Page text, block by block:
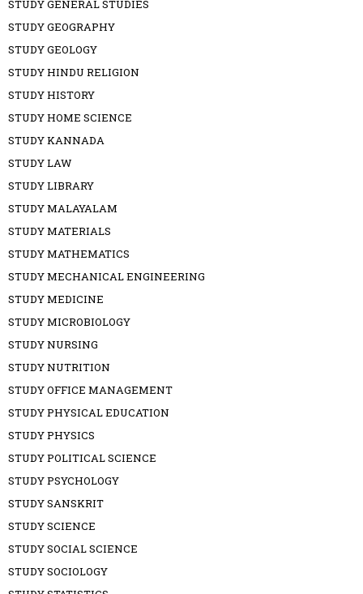
STUDY GENERAL STUDIES
STUDY GEOGRAPHY
STUDY GEOLOGY
STUDY HINDU RELIGION
STUDY HISTORY
STUDY HOME SCIENCE
STUDY KANNADA
STUDY LAW
STUDY LIBRARY
STUDY MALAYALAM
STUDY MATERIALS
STUDY MATHEMATICS
STUDY MECHANICAL ENGINEERING
STUDY MEDICINE
STUDY MICROBIOLOGY
STUDY NURSING
STUDY NUTRITION
STUDY OFFICE MANAGEMENT
STUDY PHYSICAL EDUCATION
STUDY PHYSICS
STUDY POLITICAL SCIENCE
STUDY PSYCHOLOGY
STUDY SANSKRIT
STUDY SCIENCE
STUDY SOCIAL SCIENCE
STUDY SOCIOLOGY